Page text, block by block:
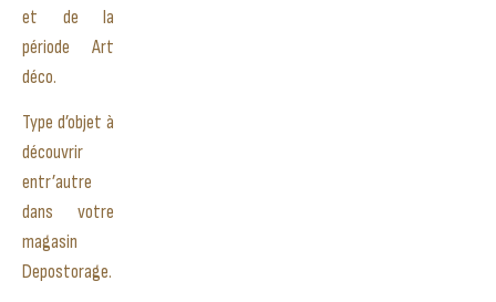
et de la
période Art
déco.
Type d’objet à
découvrir
entr’autre
dans votre
magasin
Depostorage.